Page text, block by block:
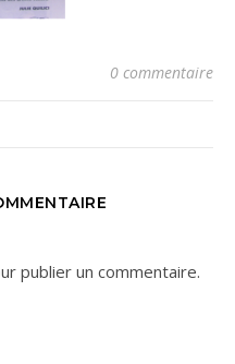
0 commentaire
publier un commentaire.